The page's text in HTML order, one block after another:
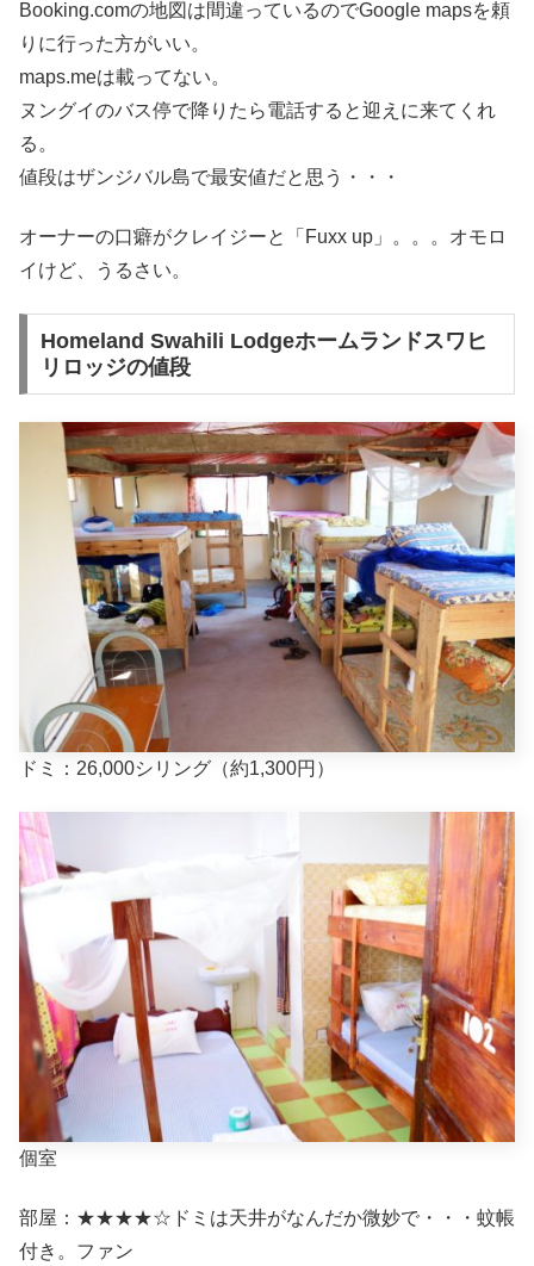
Booking.comの地図は間違っているのでGoogle mapsを頼
りに行った方がいい。
maps.meは載ってない。
ヌングイのバス停で降りたら電話すると迎えに来てくれ
る。
値段はザンジバル島で最安値だと思う・・・
オーナーの口癖がクレイジーと「Fuxx up」。。。オモロ
イけど、うるさい。
Homeland Swahili Lodgeホームランドスワヒ
リロッジの値段
ドミ：26,000シリング（約1,300円）
個室
部屋：★★★★☆ドミは天井がなんだか微妙で・・・蚊帳
付き。ファン